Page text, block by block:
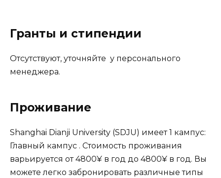
Гранты и стипендии
Отсутствуют, уточняйте у персонального
менеджера.
Проживание
Shanghai Dianji University (SDJU) имеет 1 кампус:
Главный кампус . Стоимость проживания
варьируется от 4800¥ в год до 4800¥ в год. Вы
можете легко забронировать различные типы